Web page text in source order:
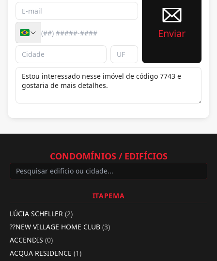
Enviar
CONDOMÍNIOS / EDIFÍCIOS
ITAPEMA
LÚCIA SCHELLER (2)
??NEW VILLAGE HOME CLUB (3)
ACCENDIS (0)
ACQUA RESIDENCE (1)